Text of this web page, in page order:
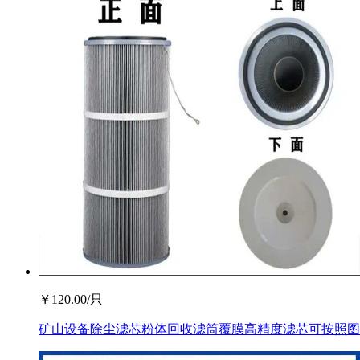
￥ 120.00/只
矿山设备除尘滤芯粉体回收滤筒覆膜高精度滤芯可按照